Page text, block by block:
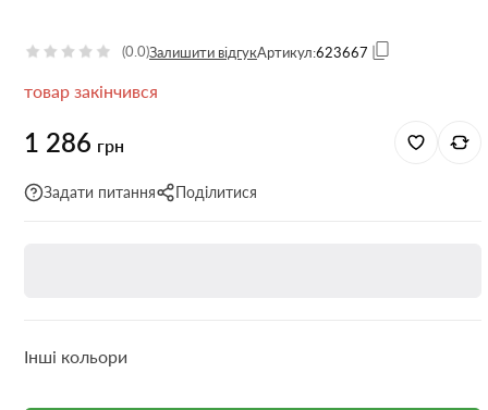
(0.0)Залишити відгукАртикул:623667
товар закінчився
1 286 грн
Задати питання Поділитися
Інші кольори